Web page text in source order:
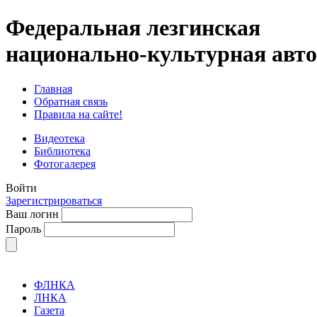
Федеральная лезгинская
национально-культурная
Главная
Обратная связь
Правила на сайте!
Видеотека
Библиотека
Фотогалерея
Войти
Зарегистрироваться
Ваш логин
Пароль
ФЛНКА
ЛНКА
Газета